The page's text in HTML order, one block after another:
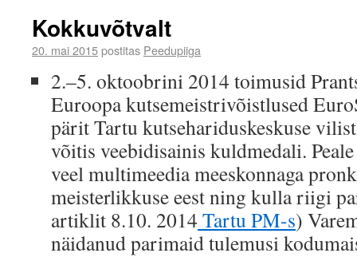
Kokkuvõtvalt
20. mai 2015postitas Peedupiiga
2.–5. oktoobrini 2014 toimusid
Euroopa kutsemeistrivõistlused
pärit Tartu kutsehariduskeskuse
võitis veebidisainis kuldmedali.
veel multimeedia meeskonnaga
meisterlikkuse eest ning kulla riigi
artiklit 8.10. 2014 Tartu PM-s)
näidanud parimaid tulemusi